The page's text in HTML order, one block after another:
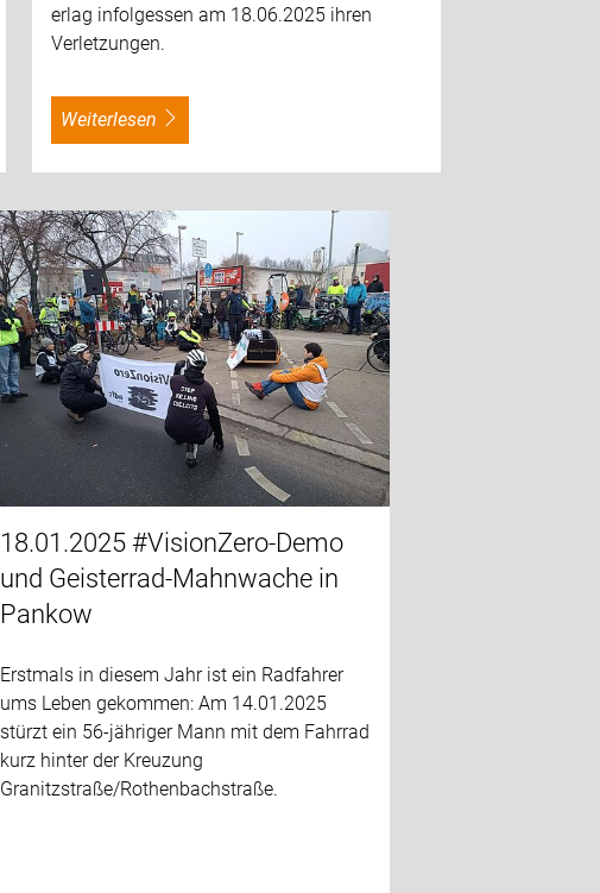
erlag infolgessen am 18.06.2025 ihren
Verletzungen.
weiterlesen
18.01.2025 #VisionZero-Demo
und Geisterrad-Mahnwache in
Pankow
Erstmals in diesem Jahr ist ein Radfahrer
ums Leben gekommen: Am 14.01.2025
stürzt ein 56-jähriger Mann mit dem Fahrrad
kurz hinter der Kreuzung
Granitzstraße/Rothenbachstraße.